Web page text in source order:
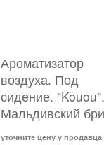
Ароматизатор
воздуха. Под
сидение. "Kouou".
Мальдивский
уточните цену у продавца